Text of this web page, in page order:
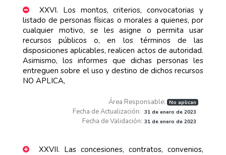
XXVI. Los montos, criterios, convocatorias y
listado de personas físicas o morales a quienes, por
cualquier motivo, se les asigne o permita usar
recursos públicos o, en los términos de las
disposiciones aplicables, realicen actos de autoridad.
Asimismo, los informes que dichas personas les
entreguen sobre el uso y destino de dichos recursos
NO APLICA,
Área Responsable: No aplican
Fecha de Actualización: 31 de enero de 2023
Fecha de Validación: 31 de enero de 2023
XXVII. Las concesiones, contratos, convenios,